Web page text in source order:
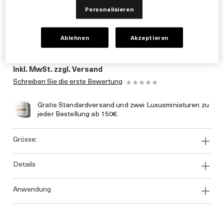
Inkl. MwSt. zzgl. Versand
Schreiben Sie die erste Bewertung
Gratis Standardversand und zwei Luxusminiaturen zu
jeder Bestellung ab 150€.
grösse:
details
anwendung
Personalisieren
Ablehnen Akzeptieren